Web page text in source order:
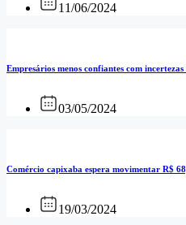
11/06/2024
Empresários menos confiantes com
03/05/2024
Comércio capixaba espera movimentar R$
19/03/2024